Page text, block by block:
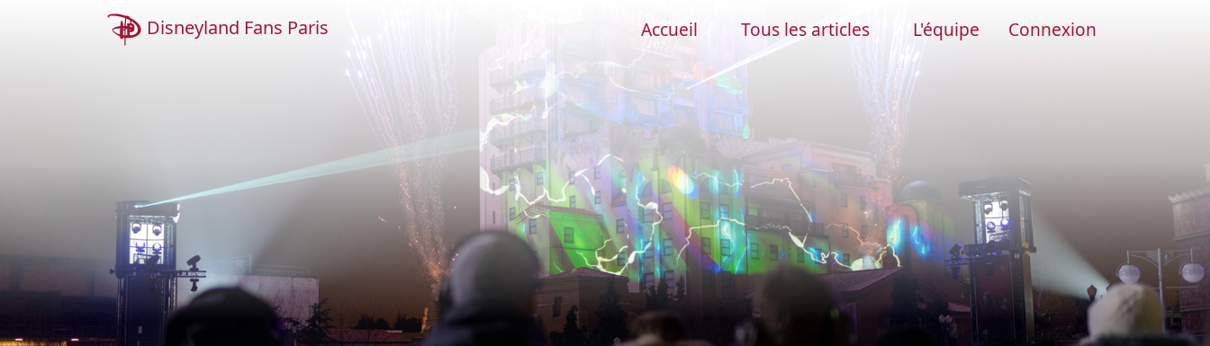
Disneyland Fans Paris Accueil Tous les articles L'équipe Connexion